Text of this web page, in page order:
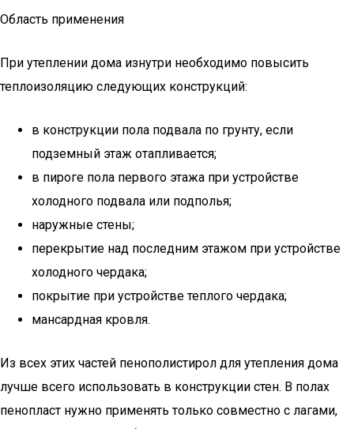
Область применения
При утеплении дома изнутри необходимо повысить
теплоизоляцию следующих конструкций:
в конструкции пола подвала по грунту, если
подземный этаж отапливается;
в пироге пола первого этажа при устройстве
холодного подвала или подполья;
наружные стены;
перекрытие над последним этажом при устройстве
холодного чердака;
покрытие при устройстве теплого чердака;
мансардная кровля.
Из всех этих частей пенополистирол для утепления дома
лучше всего использовать в конструкции стен. В полах
пенопласт нужно применять только совместно с лагами,